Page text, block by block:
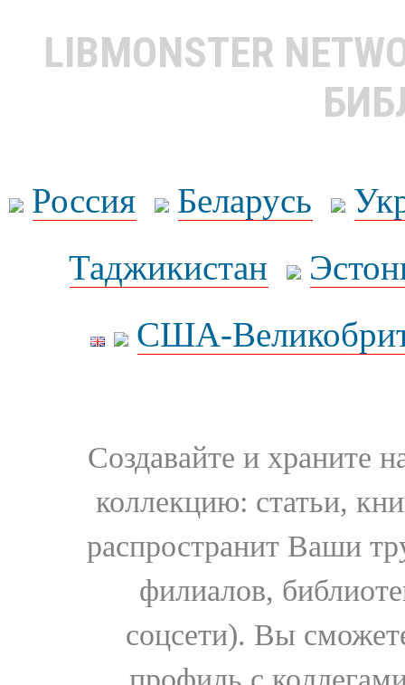
LIBMONSTER
Россия Беларусь
Таджикистан
США-
Создавайте и храните
коллекцию: статьи,
распространит Ваши
филиалов,
соцсети). Вы